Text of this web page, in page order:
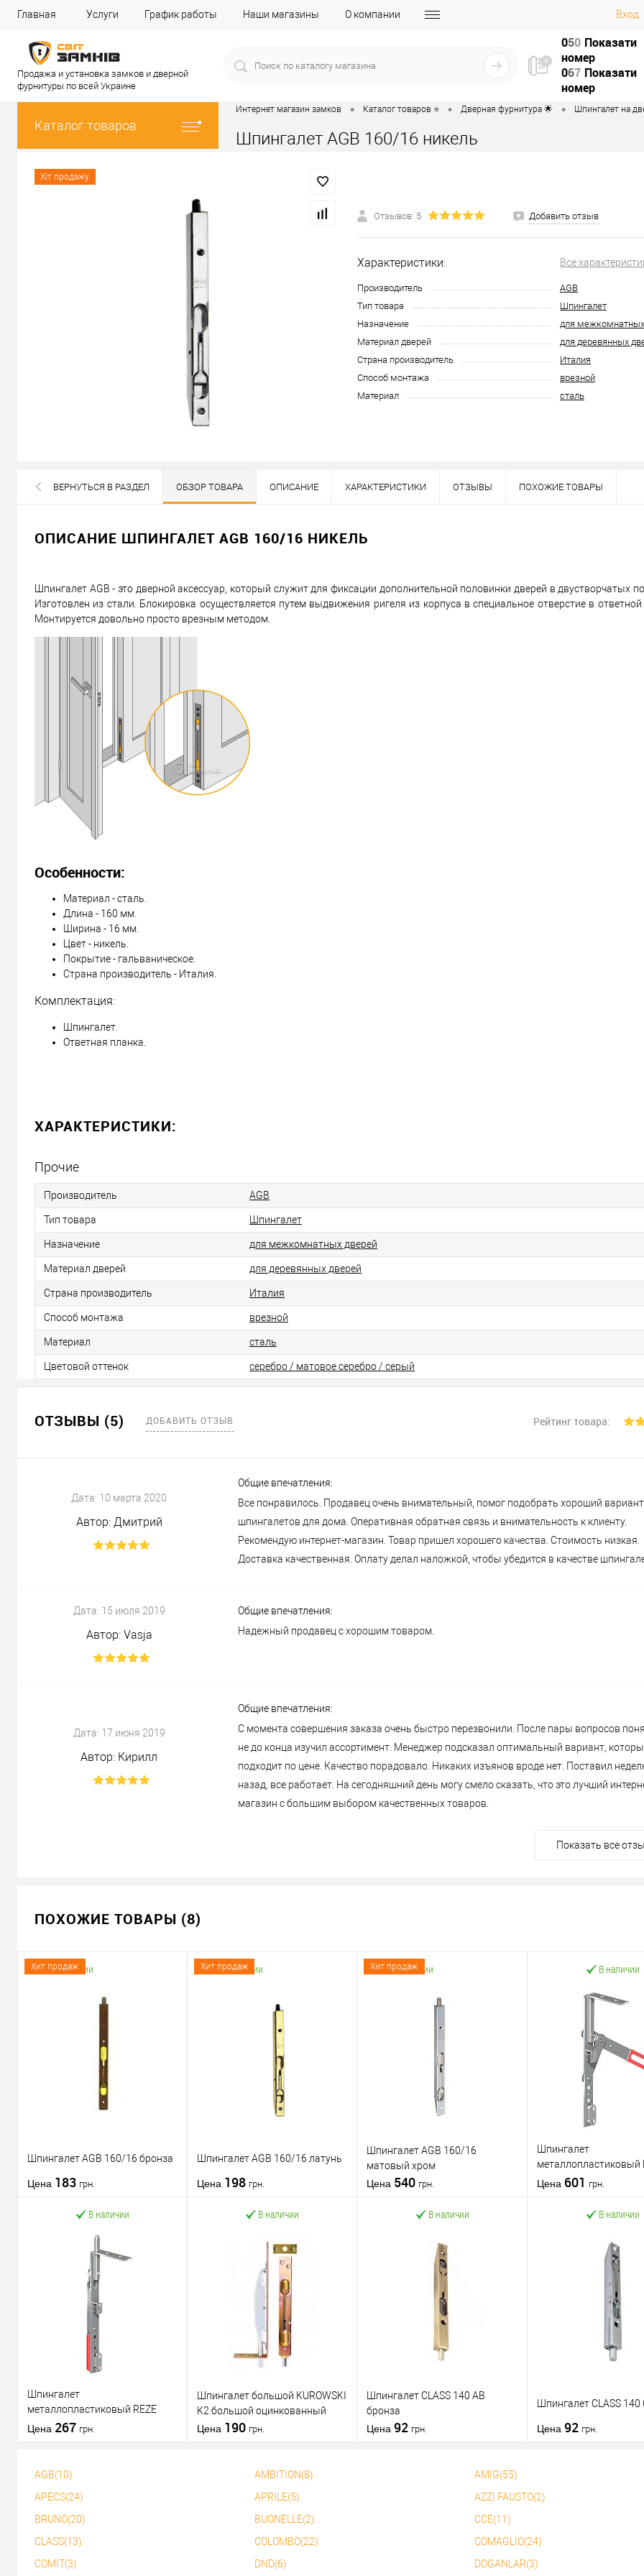
Главная Услуги График работы Наши магазины О компании Вход
Продажа и установка замков и дверной
фурнитуры по всей Украине
050 Показати
номер
067 Показати
номер
Каталог товаров
Интернет магазин замков • Каталог товаров ⭐ • Дверная фурнитура 🌟 • Шпингалет на
Шпингалет AGB 160/16 никель
Хіт продажу
Отзывов: 5 Добавить отзыв
Характеристики: Все
Производитель
AGB
Тип товара
Шпингалет
Назначение
для
Материал дверей
для деревянных
Страна производитель
Италия
Способ монтажа
врезной
Материал
сталь
В наличии
Наличие в розничных магазинах
223 грн.
В корзину Купить в 1 клик
«Новой Почтой» по Украине
Самовывоз
Минимальная сумма заказа 400 грн
Доставка наложенным платежом от 400 грн
Отправить ссылку другу
ВЕРНУТЬСЯ В РАЗДЕЛ ОБЗОР ТОВАРА ОПИСАНИЕ ХАРАКТЕРИСТИКИ ОТЗЫВЫ ПОХОЖИЕ ТОВАРЫ
ОПИСАНИЕ ШПИНГАЛЕТ AGB 160/16 НИКЕЛЬ
Шпингалет AGB - это дверной аксессуар, который служит для фиксации дополнительной половинки дверей в двустворчатых
Изготовлен из стали. Блокировка осуществляется путем выдвижения ригеля из корпуса в специальное отверстие в ответной
Монтируется довольно просто врезным методом.
Особенности:
Материал - сталь.
Длина - 160 мм.
Ширина - 16 мм.
Цвет - никель.
Покрытие - гальваническое.
Страна производитель - Италия.
Комплектация:
Шпингалет.
Ответная планка.
ХАРАКТЕРИСТИКИ:
Прочие
Производитель AGB
Тип товара Шпингалет
Назначение для межкомнатных дверей
Материал дверей для деревянных дверей
Страна производитель Италия
Способ монтажа врезной
Материал сталь
Цветовой оттенок серебро / матовое серебро / серый
ОТЗЫВЫ (5) ДОБАВИТЬ ОТЗЫВ Рейтинг товара:
Дата: 10 марта 2020
Автор: Дмитрий
Общие впечатления:
Все понравилось. Продавец очень внимательный, помог подобрать хороший вариант
шпингалетов для дома. Оперативная обратная связь и внимательность к клиенту.
Рекомендую интернет-магазин. Товар пришел хорошего качества. Стоимость низкая.
Доставка качественная. Оплату делал наложкой, чтобы убедится в качестве
Дата: 15 июля 2019
Автор: Vasja
Общие впечатления:
Надежный продавец с хорошим товаром.
Дата: 17 июня 2019
Автор: Кирилл
Общие впечатления:
С момента совершения заказа очень быстро перезвонили. После пары вопросов
не до конца изучил ассортимент. Менеджер подсказал оптимальный вариант,
подходит по цене. Качество порадовало. Никаких изъянов вроде нет. Поставил
назад, все работает. На сегодняшний день могу смело сказать, что это лучший
магазин с большим выбором качественных товаров.
Показать все
ПОХОЖИЕ ТОВАРЫ (8)
Хит продаж
В наличии
Шпингалет AGB 160/16 бронза
Цена 183 грн.
В корзину
Купить в 1
В избранное
Хит продаж
В наличии
Шпингалет AGB 160/16 латунь
Цена 198 грн.
В корзину
Купить в 1
Хит продаж
В наличии
Шпингалет AGB 160/16
матовый хром
Цена 540 грн.
В избранное
В наличии
Шпингалет
металлопластиковый
мм
Цена 601 грн.
В корзину
В избранное
В наличии
Шпингалет
металлопластиковый REZE
короткий
Цена 267 грн.
Купить в 1
клик
В избранное
В наличии
Шпингалет большой KUROWSKI
K2 большой оцинкованный
Цена 190 грн.
В корзину
Купить в 1
К
сравнению
В избранное
В наличии
Шпингалет CLASS 140 AB
бронза
Цена 92 грн.
сравнению
В наличии
Шпингалет CLASS
Цена 92 грн.
AGB(10) AMBITION(8)
AMIG(55)
APECS(24)
APRILE(5)
AZZI FAUSTO(2)
BRUNO(20)
BUONELLE(2)
CCE(11)
CLASS(13)
COLOMBO(22)
COMAGLIO(24)
COMIT(3)
DND(6) DOGANLAR(3)